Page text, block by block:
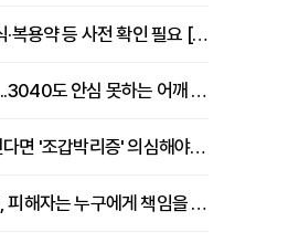
휴가철 건강검진, 금식·복용약 등 사전 확인 필요 [정도감 원장 칼럼]
"40대인데 오십견?"...3040도 안심 못하는 어깨 유착성 관절낭염
손발톱 들뜨고 벗겨진다면 '조갑박리증' 의심해야 [김철윤 원장 칼럼]
자율주행자동차 사고, 피해자는 누구에게 책임을 물을 수 있을까